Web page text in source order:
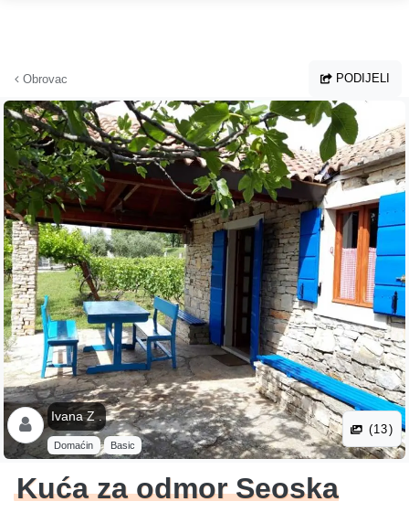
Obrovac PODIJELI
Ivana Z .
Domaćin Basic
(13)
Kuća za odmor Seoska